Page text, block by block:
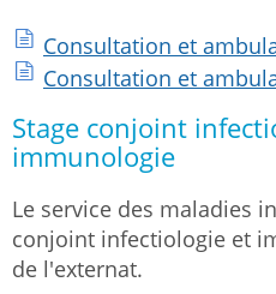
Consultation et
Consultation et
Stage conjoint
immunologie
Le service des maladies
conjoint infectiologie et
de l'externat.